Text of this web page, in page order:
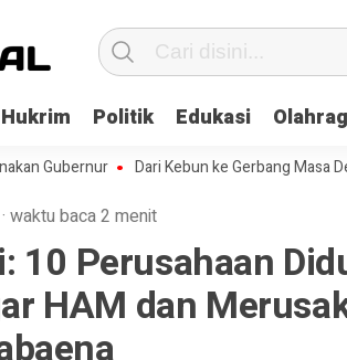
Hukrim Politik Edukasi
Dari Kebun ke Gerbang Masa Depan:
· waktu baca 2 menit
10 Perusahaan
HAM dan